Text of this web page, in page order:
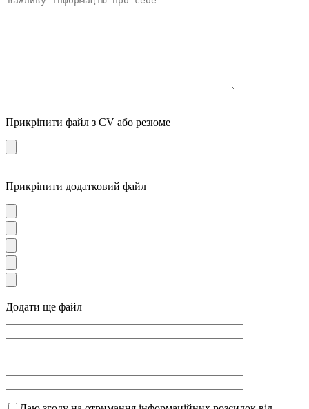
Прикріпити файл з CV або резюме
Прикріпити додатковий файл
Додати ще файл